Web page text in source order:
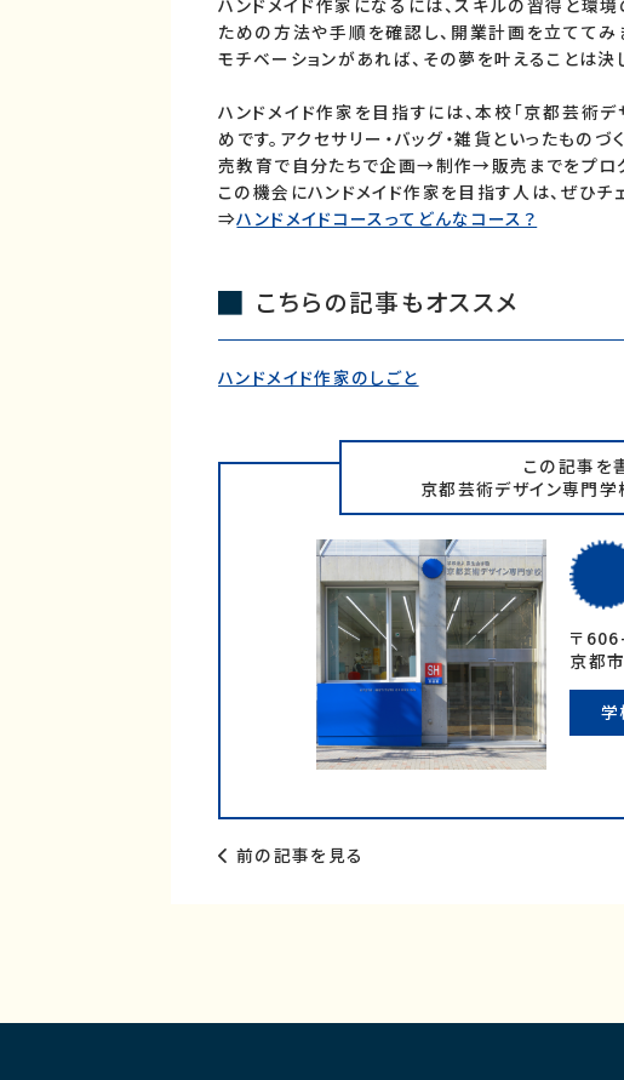
ハンドメイド作家になるには、スキルの習得と環
ための方法や手順を確認し、開業計画を立ててみ
モチベーションがあれば、その夢を叶えることは決
ハンドメイド作家を目指すには、本校「京都芸術デ
めです。アクセサリー・バッグ・雑貨といったもの
売教育で自分たちで企画→制作→販売までをプロ
この機会にハンドメイド作家を目指す人は、ぜひチ
⇒ハンドメイドコースってどんなコース？
こちらの記事もオススメ
ハンドメイド作家のしごと
この記事を
京都芸術デザイン専門
〒
京都
学
前の記事を見る